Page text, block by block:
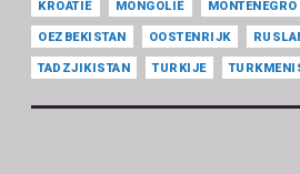
KROATIË MONGOLIË MONTENEGRO
OEZBEKISTAN OOSTENRIJK
TADZJIKISTAN TURKIJE